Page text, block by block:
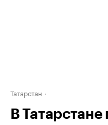
Татарстан
В